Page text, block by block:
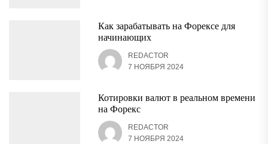
Как зарабатывать на Форексе для
начинающих
REDACTOR
7 НОЯБРЯ 2024
Котировки валют в реальном времени
на Форекс
REDACTOR
7 НОЯБРЯ 2024